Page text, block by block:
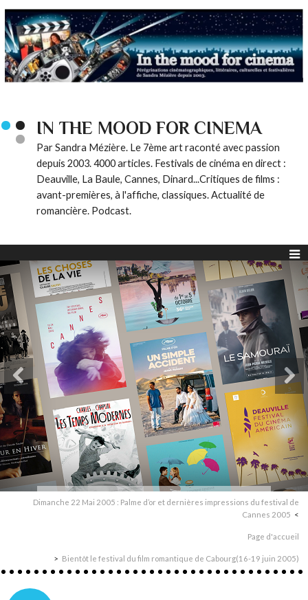
IN THE MOOD FOR CINEMA
Par Sandra Mézière. Le 7ème art raconté avec passion
depuis 2003. 4000 articles. Festivals de cinéma en direct :
Deauville, La Baule, Cannes, Dinard...Critiques de films :
avant-premières, à l'affiche, classiques. Actualité de
romancière. Podcast.
Dimanche 22 Mai 2005 : Palme d’or et dernières impressions du festival de
Cannes 2005
Page d'accueil
Bientôt le festival du film romantique de Cabourg(16-19 juin 2005)